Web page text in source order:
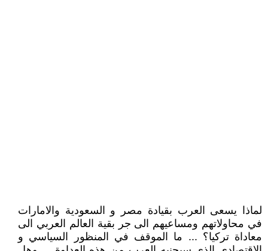
لماذا يسعى العرب بقيادة مصر و السعودية والامارات
في محاولاتهم ومساعيهم الى جر بقية العالم العربي الى
معاداة تركيا؟ ... ما الموقف في المنظور السياسي و